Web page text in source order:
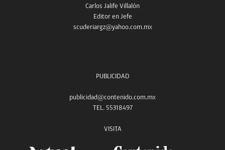
Carlos Jalife Villalón
Editor en Jefe
scuderiargz@yahoo.com.mx
PUBLICIDAD
publicidad@contenido.com.mx
TEL. 55318497
VISITA